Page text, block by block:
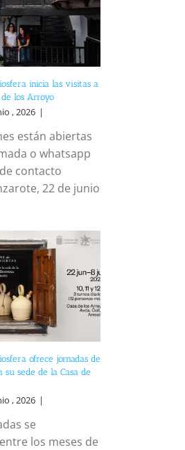
inicia las visitas a
los Arroyo
, 2026 |
están abiertas
o whatsapp
contacto
22 de junio
ofrece jornadas de
sede de la Casa de
, 2026 |
se
los meses de